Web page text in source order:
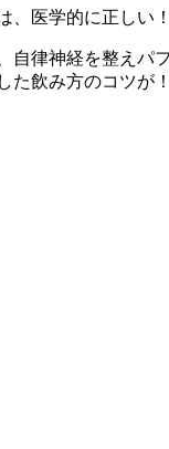
、医学的に正しい！
律神経を整えパ
た飲み方のコツが！